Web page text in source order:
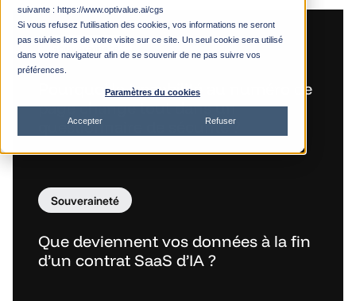
suivante : https://www.optivalue.ai/cgs
Si vous refusez l'utilisation des cookies, vos informations ne seront
pas suivies lors de votre visite sur ce site. Un seul cookie sera utilisé
dans votre navigateur afin de se souvenir de ne pas suivre vos
préférences.
Paramètres du cookies
Accepter Refuser
Pourquoi la traçabilité au numéro de
page change tout dans un
questionnaire de sécurité ?
Souveraineté
Que deviennent vos données à la fin
d’un contrat SaaS d’IA ?